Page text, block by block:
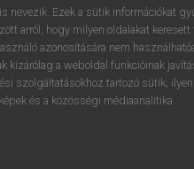
nevezik. Ezek a sütik információkat
arról, hogy milyen oldalakat keresett
azonosítására nem
kizárólag a weboldal funkcióinak
szolgáltatásokhoz tartozó sütik;
és a közösségi médiaanalitika.
t z u i
h j k l é
b n m , .